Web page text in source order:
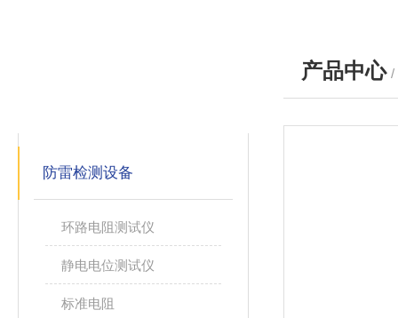
防雷检测设备
环路电阻测试仪
静电电位测试仪
标准电阻
产品中心 /